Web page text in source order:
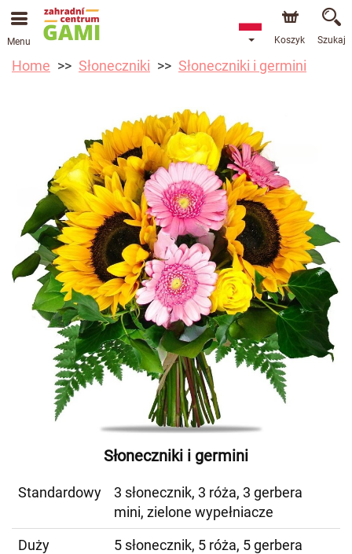
Menu Koszyk Szukaj
Home Słoneczniki Słoneczniki i germini
Słoneczniki i germini
Standardowy
3 słonecznik, 3 róża, 3 gerbera
mini, zielone wypełniacze
Duży
5 słonecznik, 5 róża, 5 gerbera